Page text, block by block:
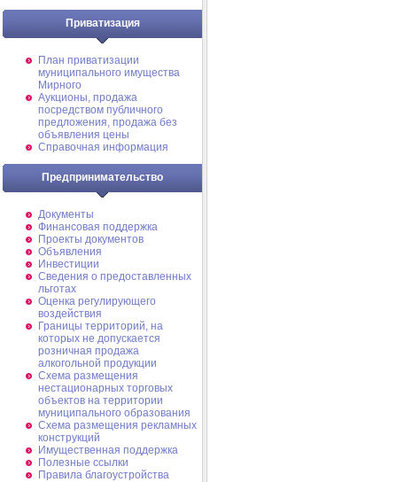
Приватизация
План приватизации
муниципального имущества
Мирного
Аукционы, продажа
посредством публичного
предложения, продажа без
объявления цены
Справочная информация
Предпринимательство
Документы
Финансовая поддержка
Проекты документов
Объявления
Инвестиции
Сведения о предоставленных
льготах
Оценка регулирующего
воздействия
Границы территорий, на
которых не допускается
розничная продажа
алкогольной продукции
Схема размещения
нестационарных торговых
объектов на территории
муниципального образования
Схема размещения рекламных
конструкций
Имущественная поддержка
Полезные ссылки
Правила благоустройства